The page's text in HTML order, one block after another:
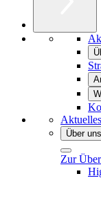
Aktuelles
Über uns
Zur